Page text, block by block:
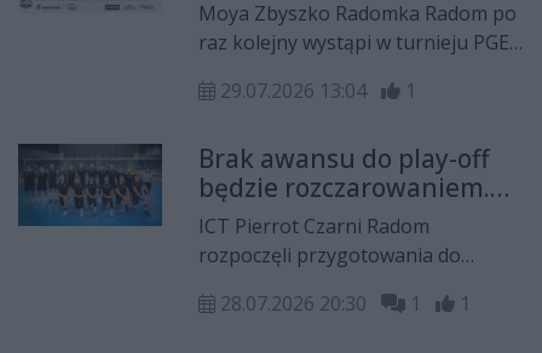
Radomski klub podał skład
na turniej
Moya Zbyszko Radomka Radom po
raz kolejny wystąpi w turnieju PGE
edycja odbędzie się w dniach 6-7
ponownie będzie należał do grona
faworytów. Po zdobyciu złotego
medalu w 2024 roku i brązowego
przed rokiem, celem jest powrót na
najwyższy stopień podium.
29.07.2026 13:04 1
Brak awansu do play-off
będzie rozczarowaniem.
Czarni rozpoczęli
przygotowania
ICT Pierrot Czarni Radom
rozpoczęli przygotowania do
zespole doszło tylko do trzech
28.07.2026 20:30 1 1